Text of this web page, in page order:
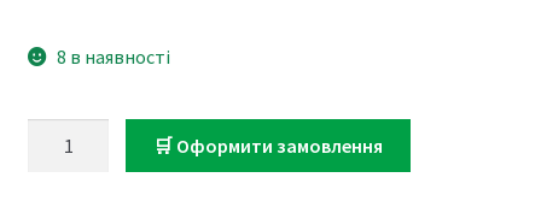
8 в наявності
🛒 Оформити замовлення